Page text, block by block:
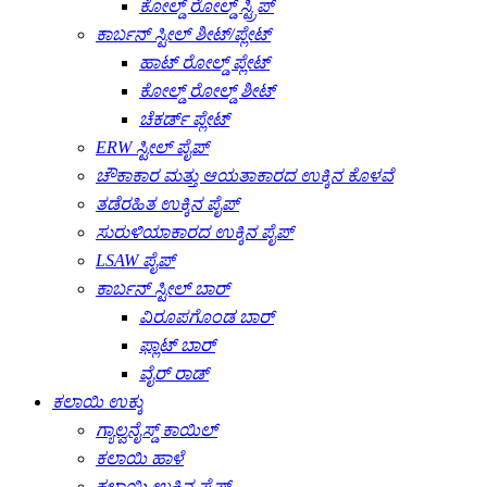
ಕೋಲ್ಡ್ ರೋಲ್ಡ್ ಸ್ಟ್ರಿಪ್
ಕಾರ್ಬನ್ ಸ್ಟೀಲ್ ಶೀಟ್/ಪ್ಲೇಟ್
ಹಾಟ್ ರೋಲ್ಡ್ ಪ್ಲೇಟ್
ಕೋಲ್ಡ್ ರೋಲ್ಡ್ ಶೀಟ್
ಚೆಕರ್ಡ್ ಪ್ಲೇಟ್
ERW ಸ್ಟೀಲ್ ಪೈಪ್
ಚೌಕಾಕಾರ ಮತ್ತು ಆಯತಾಕಾರದ ಉಕ್ಕಿನ ಕೊಳವೆ
ತಡೆರಹಿತ ಉಕ್ಕಿನ ಪೈಪ್
ಸುರುಳಿಯಾಕಾರದ ಉಕ್ಕಿನ ಪೈಪ್
LSAW ಪೈಪ್
ಕಾರ್ಬನ್ ಸ್ಟೀಲ್ ಬಾರ್
ವಿರೂಪಗೊಂಡ ಬಾರ್
ಫ್ಲಾಟ್ ಬಾರ್
ವೈರ್ ರಾಡ್
ಕಲಾಯಿ ಉಕ್ಕು
ಗ್ಯಾಲ್ವನೈಸ್ಡ್ ಕಾಯಿಲ್
ಕಲಾಯಿ ಹಾಳೆ